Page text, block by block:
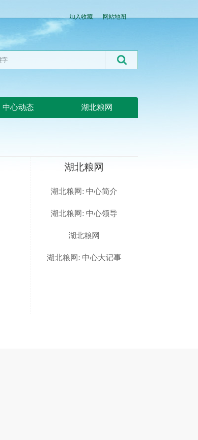
加入收藏 网站地图
中心动态 湖北粮网
湖北粮网
湖北粮网: 中心简介
湖北粮网: 中心领导
湖北粮网
湖北粮网: 中心大记事